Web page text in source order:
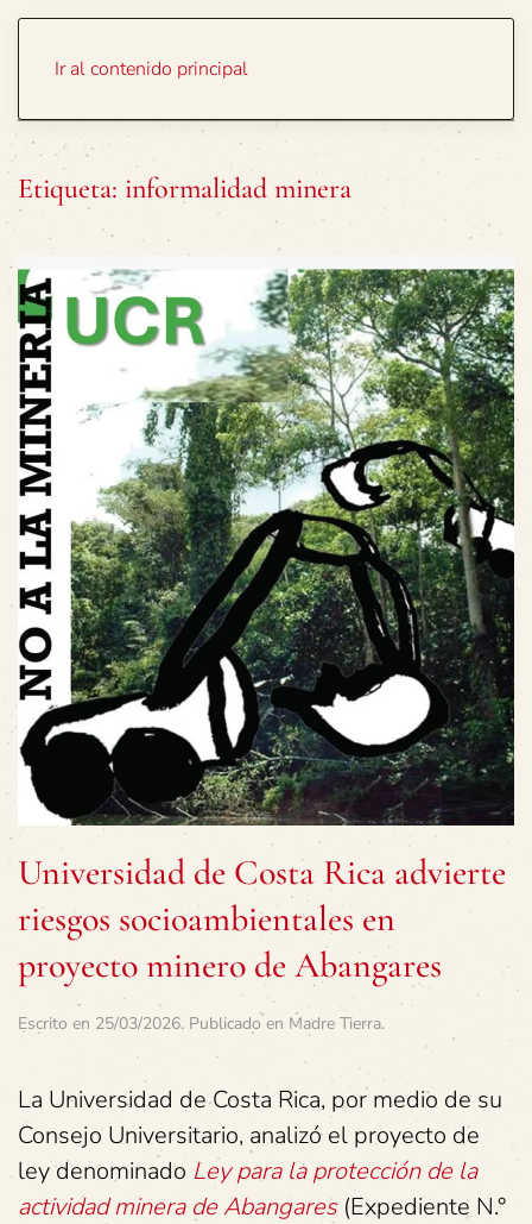
Ir al contenido principal
Etiqueta: informalidad minera
Universidad de Costa Rica advierte
riesgos socioambientales en
proyecto minero de Abangares
Escrito en 25/03/2026. Publicado en Madre Tierra.
La Universidad de Costa Rica, por medio de su
Consejo Universitario, analizó el proyecto de
ley denominado Ley para la protección de la
actividad minera de Abangares(Expediente N.°